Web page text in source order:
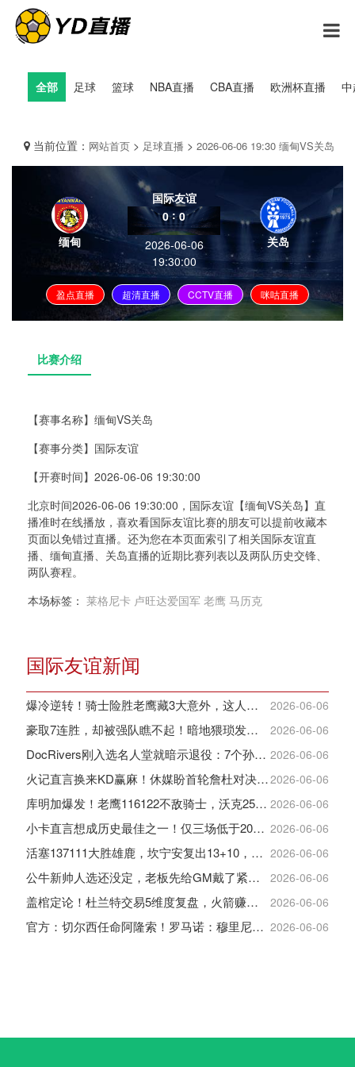
全部 足球 篮球 NBA直播 CBA直播 欧洲杯直播
当前位置： 网站首页 > 足球直播 > 2026-06-06 19:30 缅甸VS关岛
缅甸
国际友谊
0:0
2026-06-06
19:30:00
关岛
盈点直播 超清直播 CCTV直播 咪咕直播
比赛介绍
【赛事名称】 缅甸VS关岛
【赛事分类】 国际友谊
【开赛时间】 2026-06-06 19:30:00
北京时间2026-06-06 19:30:00，国际友谊【缅甸VS关岛】直
播准时在线播放，喜欢看国际友谊比赛的朋友可以提前收藏本
页面以免错过直播。还为您在本页面索引了相关国际友谊直
播、缅甸直播、关岛直播的近期比赛列表以及两队历史交锋、
两队赛程。
本场标签： 莱格尼卡 卢旺达爱国军 老鹰 马历克
国际友谊新闻
爆冷逆转！骑士险胜老鹰藏3大意外，这人彻底沦为季后赛鸡肋 2026-06-06
豪取7连胜，却被强队瞧不起！暗地猥琐发育，雷霆卫冕的劲敌来了 2026-06-06
DocRivers刚入选名人堂就暗示退役：7个孙辈等不起了 2026-06-06
火记直言换来KD赢麻！休媒盼首轮詹杜对决：湖人内部生嫌隙利火箭2026-06-06
库明加爆发！老鹰116122不敌骑士，沃克25+4+2+2，约翰逊12+11+6 2026-06-06
小卡直言想成历史最佳之一！仅三场低于20+入巅峰保底最佳三阵 2026-06-06
活塞137111大胜雄鹿，坎宁安复出13+10，杜伦21分9板 2026-06-06
公牛新帅人选还没定，老板先给GM戴了紧箍咒 2026-06-06
盖棺定论！杜兰特交易5维度复盘，火箭赚大了，太阳只赢在未来 2026-06-06
官方：切尔西任命阿隆索！罗马诺：穆里尼奥对重返皇马感到激动！ 2026-06-06